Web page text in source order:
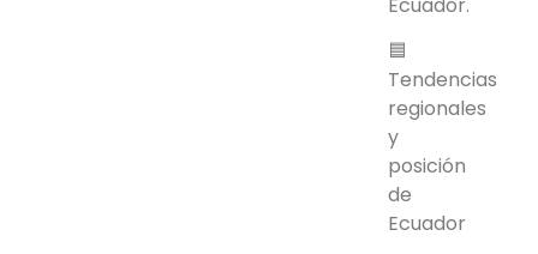
🟦
Tendencias
regionales
y
posición
de
Ecuador